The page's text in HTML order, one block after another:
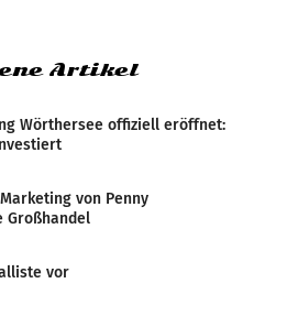
Artikel
Wörthersee offiziell eröffnet:
von Penny
Großhandel
vor